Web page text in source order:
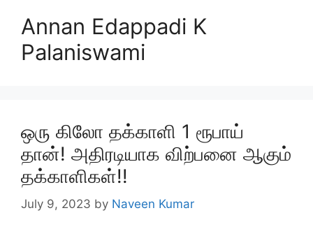
Annan Edappadi K
Palaniswami
ஒரு கிலோ தக்காளி 1 ரூபாய்
தான்! அதிரடியாக விற்பனை ஆகும்
தக்காளிகள்!!
July 9, 2023 by Naveen Kumar